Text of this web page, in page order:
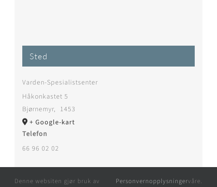
Sted
Varden-Spesialistsenter
Håkonkastet 5
Bjørnemyr, 1453
+ Google-kart
Telefon
66 96 02 02
Denne websiten gjør bruk av Personvernopplysningervåre.